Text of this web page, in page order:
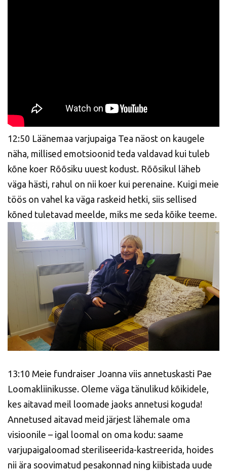
12:50 Läänemaa varjupaiga Tea näost on kaugele
näha, millised emotsioonid teda valdavad kui tuleb
kõne koer Rõõsiku uuest kodust. Rõõsikul läheb
väga hästi, rahul on nii koer kui perenaine. Kuigi meie
töös on vahel ka väga raskeid hetki, siis sellised
kõned tuletavad meelde, miks me seda kõike teeme.
13:10 Meie fundraiser Joanna viis annetuskasti Pae
Loomakliinikusse. Oleme väga tänulikud kõikidele,
kes aitavad meil loomade jaoks annetusi koguda!
Annetused aitavad meid järjest lähemale oma
visioonile – igal loomal on oma kodu: saame
varjupaigaloomad steriliseerida-kastreerida, hoides
nii ära soovimatud pesakonnad ning kiibistada uude